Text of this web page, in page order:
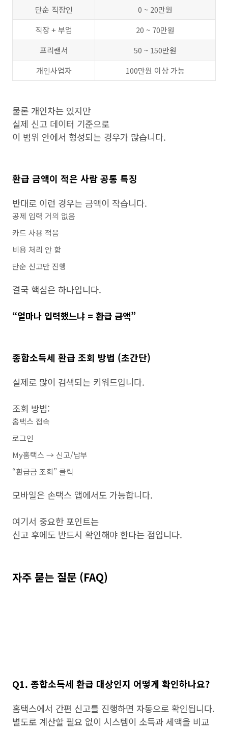
단순 직장인
0 ~ 20만원
직장 + 부업
20 ~ 70만원
프리랜서
50 ~ 150만원
개인사업자
100만원 이상 가능
물론 개인차는 있지만
실제 신고 데이터 기준으로
이 범위 안에서 형성되는 경우가 많습니다.
환급 금액이 적은 사람 공통 특징
반대로 이런 경우는 금액이 작습니다.
공제 입력 거의 없음
카드 사용 적음
비용 처리 안 함
단순 신고만 진행
결국 핵심은 하나입니다.
“얼마나 입력했느냐 = 환급 금액”
종합소득세 환급 조회 방법 (초간단)
실제로 많이 검색되는 키워드입니다.
조회 방법:
홈택스 접속
로그인
My홈택스 → 신고/납부
“환급금 조회” 클릭
모바일은 손택스 앱에서도 가능합니다.
여기서 중요한 포인트는
신고 후에도 반드시 확인해야 한다는 점입니다.
자주 묻는 질문 (FAQ)
Q1. 종합소득세 환급 대상인지 어떻게 확인하나요?
홈택스에서 간편 신고를 진행하면 자동으로 확인됩니다.
별도로 계산할 필요 없이 시스템이 소득과 세액을 비교